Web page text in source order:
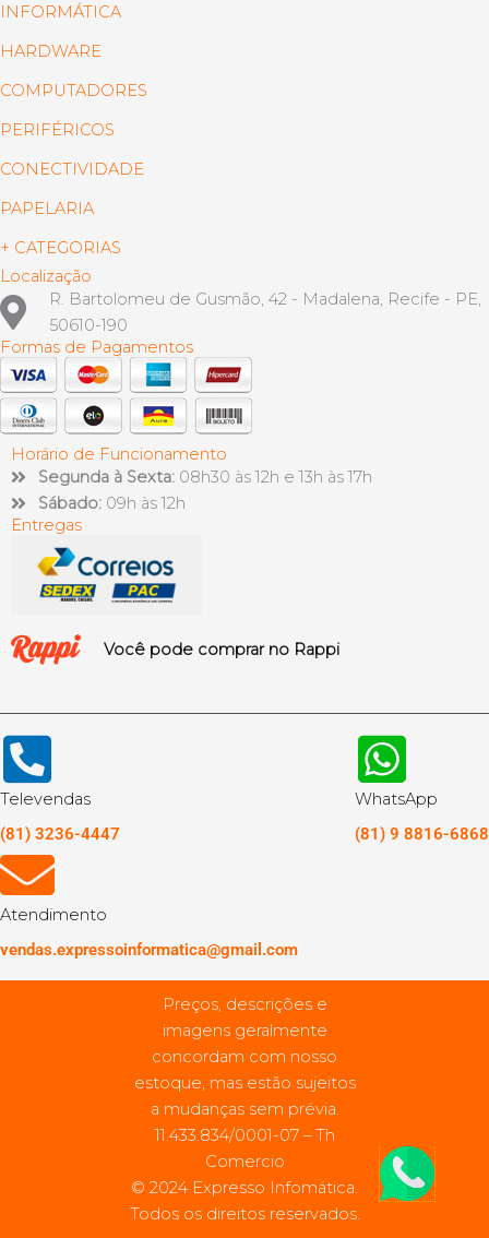
INFORMÁTICA
HARDWARE
COMPUTADORES
PERIFÉRICOS
CONECTIVIDADE
PAPELARIA
+ CATEGORIAS
Localização
R. Bartolomeu de Gusmão, 42 - Madalena, Recife - PE,
50610-190
Formas de Pagamentos
Horário de Funcionamento
Segunda à Sexta: 08h30 às 12h e 13h às 17h
Sábado: 09h às 12h
Entregas
Você pode comprar no Rappi
Televendas
(81) 3236-4447
WhatsApp
(81) 9 8816-6868
Atendimento
vendas.expressoinformatica@gmail.com
Preços, descrições e
imagens geralmente
concordam com nosso
estoque, mas estão sujeitos
a mudanças sem prévia.
11.433.834/0001-07 – Th
Comercio
© 2024 Expresso Infomática.
Todos os direitos reservados.